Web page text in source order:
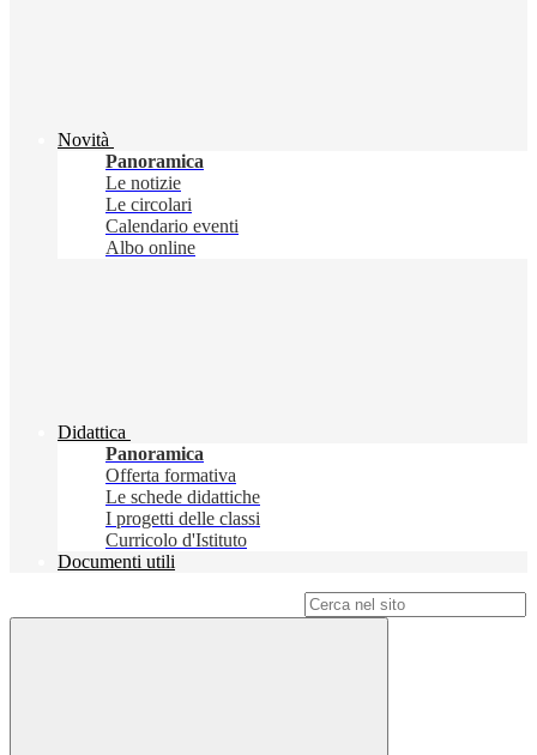
Novità
Panoramica
Le notizie
Le circolari
Calendario eventi
Albo online
Didattica
Panoramica
Offerta formativa
Le schede didattiche
I progetti delle classi
Curricolo d'Istituto
Documenti utili